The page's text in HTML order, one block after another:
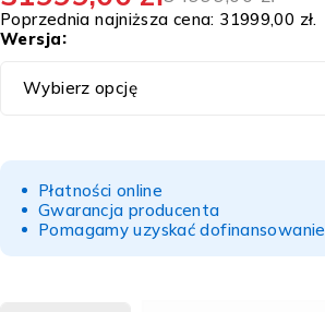
Poprzednia najniższa cena: 31999,00 zł.
Wersja
Płatności online
Gwarancja producenta
Pomagamy uzyskać dofinansowanie